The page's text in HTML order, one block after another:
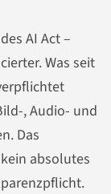
AI Act –
Was seit
, Audio- und
Das
absolutes